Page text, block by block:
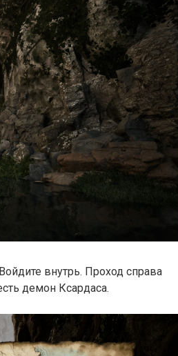
внутрь. Проход справа
демон Ксардаса.